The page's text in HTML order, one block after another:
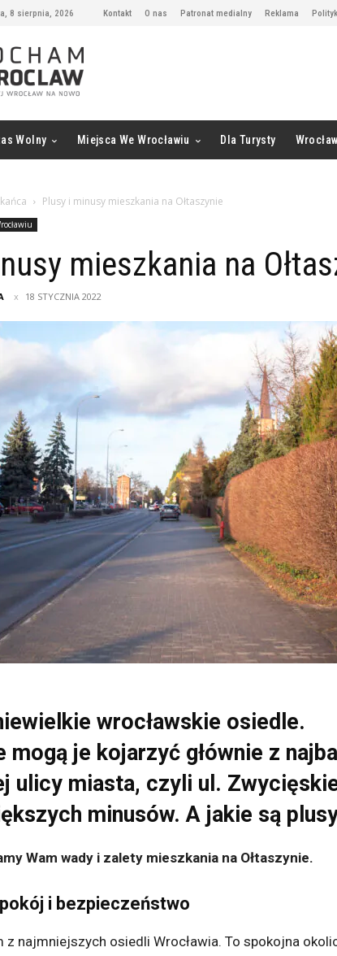
8 sierpnia, 2026 Kontakt O nas Patronat medialny Reklama
Wolny Miejsca We Wrocławiu Dla Turysty
Plusy i minusy mieszkania na Ołtaszynie
mieszkania na
18 STYCZNIA 2022
wrocławskie osiedle.
mogą je kojarzyć głównie z
ulicy miasta, czyli ul.
minusów. A jakie są
Wam wady i zalety mieszkania na Ołtaszynie.
i bezpieczeństwo
z najmniejszych osiedli Wrocławia. To spokojna